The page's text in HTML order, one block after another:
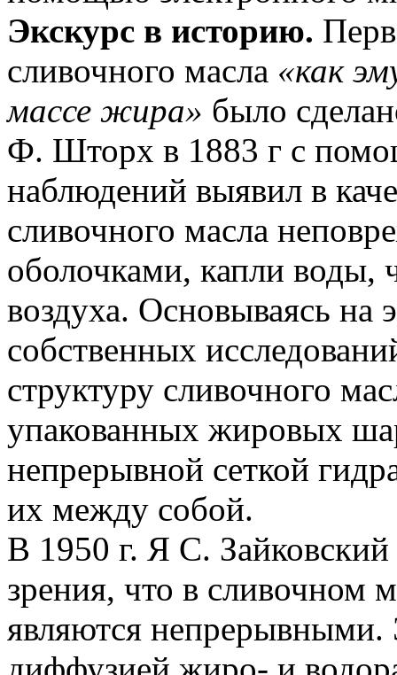
Экскурс в историю.
сливочного масла «как
массе жира» было
Ф. Шторх в 1883 г с
наблюдений выявил в
сливочного масла
оболочками, капли воды,
воздуха. Основываясь на
собственных
структуру сливочного
упакованных жировых
непрерывной сеткой
их между собой.
В 1950 г. Я С. Зайковский
зрения, что в сливочном
являются